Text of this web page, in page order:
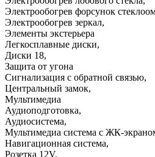
Электрообогрев форсунок
Электрообогрев зеркал,
Элементы экстерьера
Легкосплавные диски,
Диски 18,
Защита от угона
Сигнализация с обратной связью,
Центральный замок,
Мультимедиа
Аудиоподготовка,
Аудиосистема,
Мультимедиа система с ЖК-
Навигационная система,
Розетка 12V,